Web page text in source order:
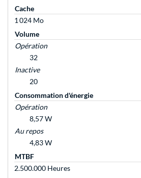
Cache
1 024 Mo
Volume
Opération
32
Inactive
20
Consommation d'énergie
Opération
8,57 W
Au repos
4,83 W
MTBF
2.500.000 Heures